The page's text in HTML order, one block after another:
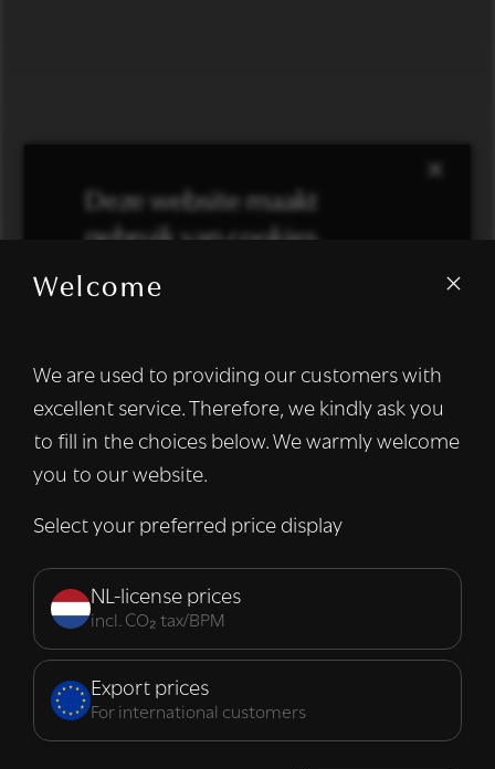
Welcome
We are used to providing our customers with
excellent service. Therefore, we kindly ask you
to fill in the choices below. We warmly welcome
you to our website.
Select your preferred price display
NL-license prices
incl. CO₂ tax/BPM
Export prices
For international customers
×
Deze website maakt
gebruik van cookies.
We gebruiken cookies om inhoud en
informatie over uw gebruik van onze site
met onze advertentie- en analysepartners,
die deze kunnen combineren met andere
informatie die u aan hen heeft verstrekt of
van hun diensten. Lees verder
Strikt
noodzakelijk
Prestatie Targeting